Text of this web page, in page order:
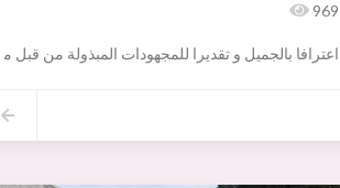
969
اعترافا بالجميل و تقديرا للمجهودات المبذولة من قبل